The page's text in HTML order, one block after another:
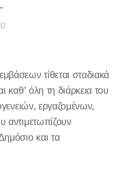
τίθεται σταδιακά
καθ' όλη τη διάρκεια του
εργαζομένων,
αντιμετωπίζουν
και τα